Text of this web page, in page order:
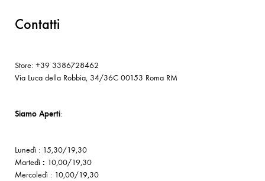
Contatti
Store: +39 3386728462
Via Luca della Robbia, 34/36C 00153 Roma RM
Siamo Aperti:
Lunedì : 15,30/19,30
Martedì : 10,00/19,30
Mercoledì : 10,00/19,30